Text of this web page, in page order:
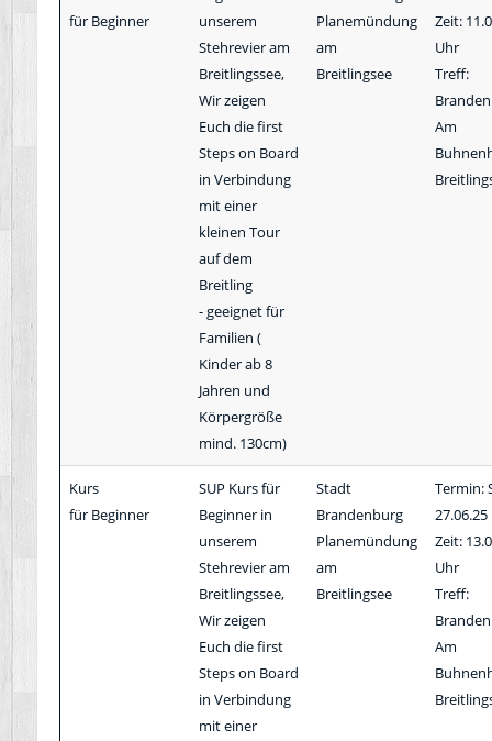
für Beginner
unserem
Stehrevier am
Breitlingssee,
Wir zeigen
Euch die first
Steps on Board
in Verbindung
mit einer
kleinen Tour
auf dem
Breitling
- geeignet für
Familien (
Kinder ab 8
Jahren und
Körpergröße
mind. 130cm)
Planemündung
am
Breitlingsee
Zeit:
Uhr
Treff:
Am
Kurs
für Beginner
SUP Kurs für
Beginner in
unserem
Stehrevier am
Breitlingssee,
Wir zeigen
Euch die first
Steps on Board
in Verbindung
mit einer
Stadt
Brandenburg
Planemündung
am
Breitlingsee
Termin:
27.06.25
Zeit:
Uhr
Treff:
Am